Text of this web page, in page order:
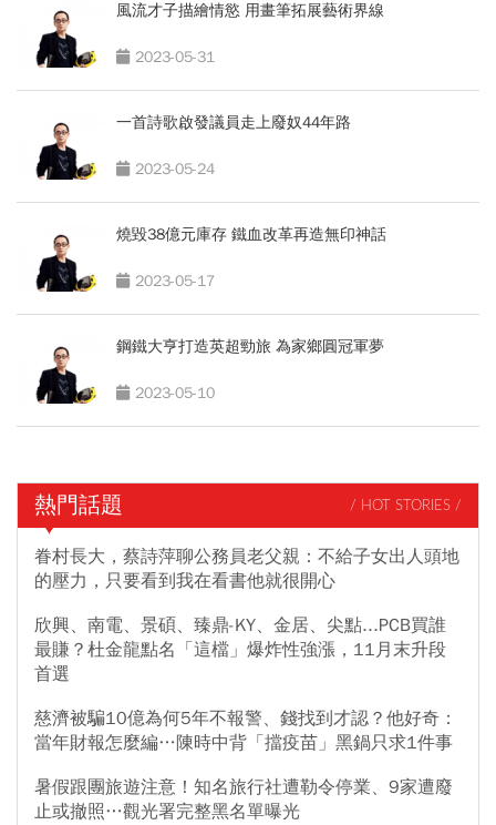
風流才子描繪情慾 用畫筆拓展藝術界線
2023-05-31
一首詩歌啟發議員走上廢奴44年路
2023-05-24
燒毀38億元庫存 鐵血改革再造無印神話
2023-05-17
鋼鐵大亨打造英超勁旅 為家鄉圓冠軍夢
2023-05-10
熱門話題 / HOT STORIES /
眷村長大，蔡詩萍聊公務員老父親：不給子女出人頭地
的壓力，只要看到我在看書他就很開心
欣興、南電、景碩、臻鼎-KY、金居、尖點...PCB買誰
最賺？杜金龍點名「這檔」爆炸性強漲，11月末升段
首選
慈濟被騙10億為何5年不報警、錢找到才認？他好奇：
當年財報怎麼編…陳時中背「擋疫苗」黑鍋只求1件事
暑假跟團旅遊注意！知名旅行社遭勒令停業、9家遭廢
止或撤照…觀光署完整黑名單曝光